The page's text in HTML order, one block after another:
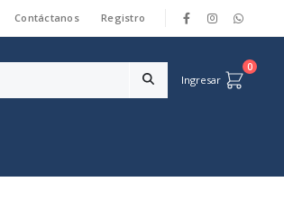
Contáctanos Registro
Ingresar
0